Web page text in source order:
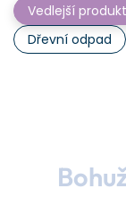
Vedlejší produkt
Dřevní odpad